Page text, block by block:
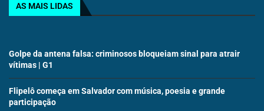
AS MAIS LIDAS
Golpe da antena falsa: criminosos bloqueiam sinal para atrair
vítimas | G1
Flipelô começa em Salvador com música, poesia e grande
participação